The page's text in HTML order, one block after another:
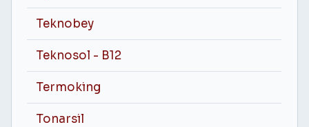
Teknobey
Teknosol - B12
Termoking
Tonarsil